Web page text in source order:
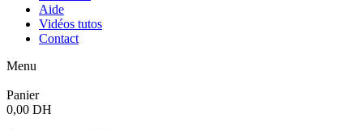
Aide
Vidéos tutos
Contact
Menu
Panier
0,00 DH